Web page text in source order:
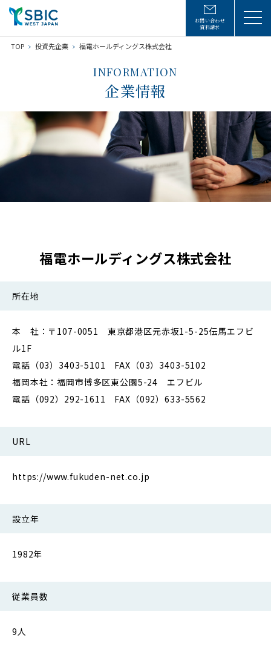
お問い合わせ
資料請求
TOP 投資先企業 福電ホールディングス株式会社
INFORMATION
企業情報
福電ホールディングス株式会社
所在地
本 社：〒107-0051 東京都港区元赤坂1-5-25伝馬エフビ
ル1F
電話（03）3403-5101 FAX（03）3403-5102
福岡本社：福岡市博多区東公園5-24 エフビル
電話（092）292-1611 FAX（092）633-5562
URL
https://www.fukuden-net.co.jp
設立年
1982年
従業員数
9人